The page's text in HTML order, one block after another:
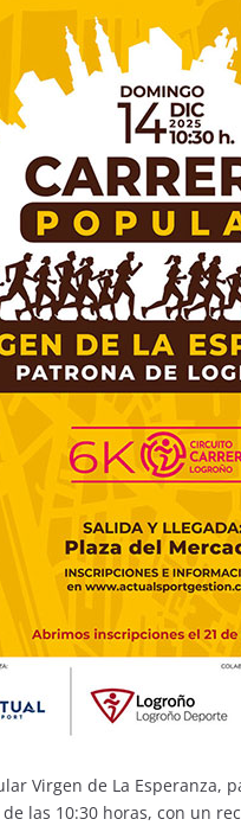
Virgen de La Esperanza,
las 10:30 horas, con un